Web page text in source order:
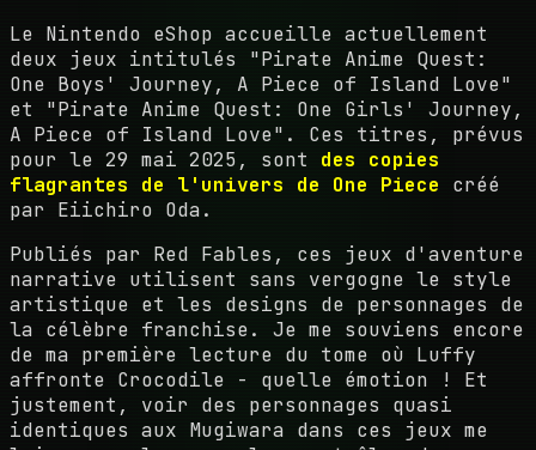
Le Nintendo eShop accueille actuellement
deux jeux intitulés "Pirate Anime Quest:
One Boys' Journey, A Piece of Island Love"
et "Pirate Anime Quest: One Girls' Journey,
A Piece of Island Love". Ces titres, prévus
pour le 29 mai 2025, sont des copies
flagrantes de l'univers de One Piece créé
par Eiichiro Oda.
Publiés par Red Fables, ces jeux d'aventure
narrative utilisent sans vergogne le style
artistique et les designs de personnages de
la célèbre franchise. Je me souviens encore
de ma première lecture du tome où Luffy
affronte Crocodile - quelle émotion ! Et
justement, voir des personnages quasi
identiques aux Mugiwara dans ces jeux me